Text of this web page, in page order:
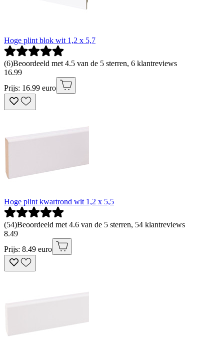
Hoge plint blok wit 1,2 x 5,7
(6)Beoordeeld met 4.5 van de 5 sterren, 6 klantreviews
16.99
Prijs: 16.99 euro
Hoge plint kwartrond wit 1,2 x 5,5
(54)Beoordeeld met 4.6 van de 5 sterren, 54 klantreviews
8.49
Prijs: 8.49 euro